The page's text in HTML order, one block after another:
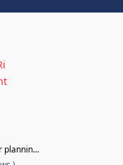
plannin...